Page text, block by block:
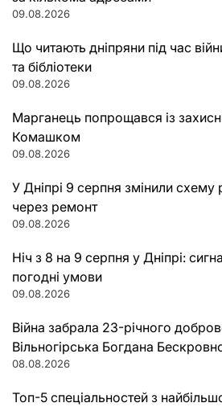
09.08.2026
Що читають дніпряни під час
та бібліотеки
09.08.2026
Марганець попрощався із
Комашком
09.08.2026
У Дніпрі 9 серпня змінили схему
через ремонт
09.08.2026
Ніч з 8 на 9 серпня у Дніпрі:
погодні умови
09.08.2026
Війна забрала 23-річного
Вільногірська Богдана
08.08.2026
Топ-5 спеціальностей з